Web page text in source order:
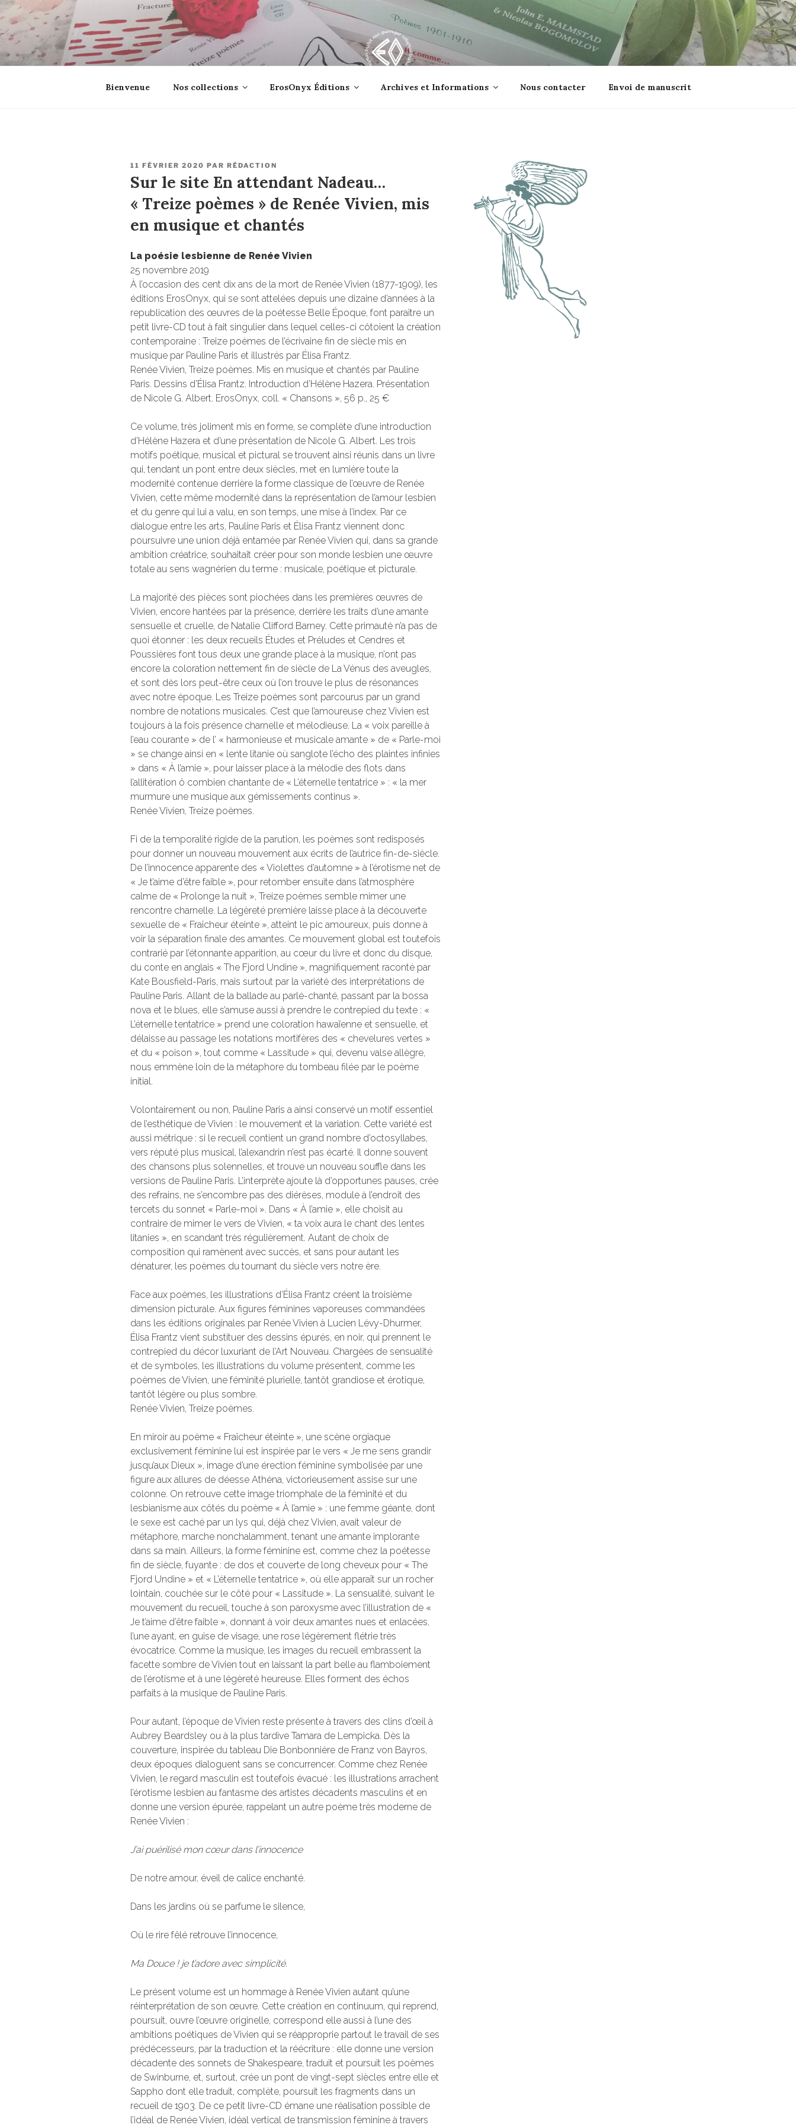
Aller
au
contenu
principal
EROSONYX
Tout livre n’est-il pas une bouteille jetée à la mer ?
Bienvenue Nos collections ErosOnyx Éditions Archives et Informations Nous contacter Envoi de manuscrit
PUBLIÉ
11 FÉVRIER 2020 PAR RÉDACTION
Sur le site En attendant Nadeau…
« Treize poèmes » de Renée Vivien, mis
en musique et chantés
La poésie lesbienne de Renée Vivien
25 novembre 2019
À l’occasion des cent dix ans de la mort de Renée Vivien (1877-1909), les
éditions ErosOnyx, qui se sont attelées depuis une dizaine d’années à la
republication des œuvres de la poétesse Belle Époque, font paraître un
petit livre-CD tout à fait singulier dans lequel celles-ci côtoient la création
contemporaine : Treize poèmes de l’écrivaine fin de siècle mis en
musique par Pauline Paris et illustrés par Élisa Frantz.
Renée Vivien, Treize poèmes. Mis en musique et chantés par Pauline
Paris. Dessins d’Élisa Frantz. Introduction d’Hélène Hazera. Présentation
de Nicole G. Albert. ErosOnyx, coll. « Chansons », 56 p., 25 €
Ce volume, très joliment mis en forme, se complète d’une introduction
d’Hélène Hazera et d’une présentation de Nicole G. Albert. Les trois
motifs poétique, musical et pictural se trouvent ainsi réunis dans un livre
qui, tendant un pont entre deux siècles, met en lumière toute la
modernité contenue derrière la forme classique de l’œuvre de Renée
Vivien, cette même modernité dans la représentation de l’amour lesbien
et du genre qui lui a valu, en son temps, une mise à l’index. Par ce
dialogue entre les arts, Pauline Paris et Élisa Frantz viennent donc
poursuivre une union déjà entamée par Renée Vivien qui, dans sa grande
ambition créatrice, souhaitait créer pour son monde lesbien une œuvre
totale au sens wagnérien du terme : musicale, poétique et picturale.
La majorité des pièces sont piochées dans les premières œuvres de
Vivien, encore hantées par la présence, derrière les traits d’une amante
sensuelle et cruelle, de Natalie Clifford Barney. Cette primauté n’a pas de
quoi étonner : les deux recueils Études et Préludes et Cendres et
Poussières font tous deux une grande place à la musique, n’ont pas
encore la coloration nettement fin de siècle de La Vénus des aveugles,
et sont dès lors peut-être ceux où l’on trouve le plus de résonances
avec notre époque. Les Treize poèmes sont parcourus par un grand
nombre de notations musicales. C’est que l’amoureuse chez Vivien est
toujours à la fois présence charnelle et mélodieuse. La « voix pareille à
l’eau courante » de l’ « harmonieuse et musicale amante » de « Parle-moi
» se change ainsi en « lente litanie où sanglote l’écho des plaintes infinies
» dans « À l’amie », pour laisser place à la mélodie des flots dans
l’allitération ô combien chantante de « L’éternelle tentatrice » : « la mer
murmure une musique aux gémissements continus ».
Renée Vivien, Treize poèmes.
Fi de la temporalité rigide de la parution, les poèmes sont redisposés
pour donner un nouveau mouvement aux écrits de l’autrice fin-de-siècle.
De l’innocence apparente des « Violettes d’automne » à l’érotisme net de
« Je t’aime d’être faible », pour retomber ensuite dans l’atmosphère
calme de « Prolonge la nuit », Treize poèmes semble mimer une
rencontre charnelle. La légèreté première laisse place à la découverte
sexuelle de « Fraîcheur éteinte », atteint le pic amoureux, puis donne à
voir la séparation finale des amantes. Ce mouvement global est toutefois
contrarié par l’étonnante apparition, au cœur du livre et donc du disque,
du conte en anglais « The Fjord Undine », magnifiquement raconté par
Kate Bousfield-Paris, mais surtout par la variété des interprétations de
Pauline Paris. Allant de la ballade au parlé-chanté, passant par la bossa
nova et le blues, elle s’amuse aussi à prendre le contrepied du texte : «
L’éternelle tentatrice » prend une coloration hawaïenne et sensuelle, et
délaisse au passage les notations mortifères des « chevelures vertes »
et du « poison », tout comme « Lassitude » qui, devenu valse allègre,
nous emmène loin de la métaphore du tombeau filée par le poème
initial.
Volontairement ou non, Pauline Paris a ainsi conservé un motif essentiel
de l’esthétique de Vivien : le mouvement et la variation. Cette variété est
aussi métrique : si le recueil contient un grand nombre d’octosyllabes,
vers réputé plus musical, l’alexandrin n’est pas écarté. Il donne souvent
des chansons plus solennelles, et trouve un nouveau souffle dans les
versions de Pauline Paris. L’interprète ajoute là d’opportunes pauses, crée
des refrains, ne s’encombre pas des diérèses, module à l’endroit des
tercets du sonnet « Parle-moi ». Dans « À l’amie », elle choisit au
contraire de mimer le vers de Vivien, « ta voix aura le chant des lentes
litanies », en scandant très régulièrement. Autant de choix de
composition qui ramènent avec succès, et sans pour autant les
dénaturer, les poèmes du tournant du siècle vers notre ère.
Face aux poèmes, les illustrations d’Élisa Frantz créent la troisième
dimension picturale. Aux figures féminines vaporeuses commandées
dans les éditions originales par Renée Vivien à Lucien Lévy-Dhurmer,
Élisa Frantz vient substituer des dessins épurés, en noir, qui prennent le
contrepied du décor luxuriant de l’Art Nouveau. Chargées de sensualité
et de symboles, les illustrations du volume présentent, comme les
poèmes de Vivien, une féminité plurielle, tantôt grandiose et érotique,
tantôt légère ou plus sombre.
Renée Vivien, Treize poèmes.
En miroir au poème « Fraîcheur éteinte », une scène orgiaque
exclusivement féminine lui est inspirée par le vers « Je me sens grandir
jusqu’aux Dieux », image d’une érection féminine symbolisée par une
figure aux allures de déesse Athéna, victorieusement assise sur une
colonne. On retrouve cette image triomphale de la féminité et du
lesbianisme aux côtés du poème « À l’amie » : une femme géante, dont
le sexe est caché par un lys qui, déjà chez Vivien, avait valeur de
métaphore, marche nonchalamment, tenant une amante implorante
dans sa main. Ailleurs, la forme féminine est, comme chez la poétesse
fin de siècle, fuyante : de dos et couverte de long cheveux pour « The
Fjord Undine » et « L’éternelle tentatrice », où elle apparaît sur un rocher
lointain, couchée sur le côté pour « Lassitude ». La sensualité, suivant le
mouvement du recueil, touche à son paroxysme avec l’illustration de «
Je t’aime d’être faible », donnant à voir deux amantes nues et enlacées,
l’une ayant, en guise de visage, une rose légèrement flétrie très
évocatrice. Comme la musique, les images du recueil embrassent la
facette sombre de Vivien tout en laissant la part belle au flamboiement
de l’érotisme et à une légèreté heureuse. Elles forment des échos
parfaits à la musique de Pauline Paris.
Pour autant, l’époque de Vivien reste présente à travers des clins d’œil à
Aubrey Beardsley ou à la plus tardive Tamara de Lempicka. Dès la
couverture, inspirée du tableau Die Bonbonnière de Franz von Bayros,
deux époques dialoguent sans se concurrencer. Comme chez Renée
Vivien, le regard masculin est toutefois évacué : les illustrations arrachent
l’érotisme lesbien au fantasme des artistes décadents masculins et en
donne une version épurée, rappelant un autre poème très moderne de
Renée Vivien :
J’ai puérilisé mon cœur dans l’innocence
De notre amour, éveil de calice enchanté.
Dans les jardins où se parfume le silence,
Où le rire fêlé retrouve l’innocence,
Ma Douce ! je t’adore avec simplicité.
Le présent volume est un hommage à Renée Vivien autant qu’une
réinterprétation de son œuvre. Cette création en continuum, qui reprend,
poursuit, ouvre l’œuvre originelle, correspond elle aussi à l’une des
ambitions poétiques de Vivien qui se réapproprie partout le travail de ses
prédécesseurs, par la traduction et la réécriture : elle donne une version
décadente des sonnets de Shakespeare, traduit et poursuit les poèmes
de Swinburne, et, surtout, crée un pont de vingt-sept siècles entre elle et
Sappho dont elle traduit, complète, poursuit les fragments dans un
recueil de 1903. De ce petit livre-CD émane une réalisation possible de
l’idéal de Renée Vivien, idéal vertical de transmission féminine à travers